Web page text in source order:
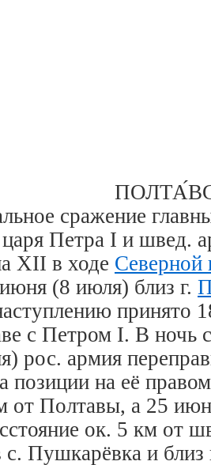
сра­же­ние
Пет­ра I и швед.
XII в хо­де Се­вер­ной
(8 ию­ля) близ г.
при­ня­то
с Пет­ром I. В ночь
рос. ар­мия
по­зи­ции на её
от Пол­та­вы, а 25
ок. 5 км от
с. Пуш­ка­рёв­ка и